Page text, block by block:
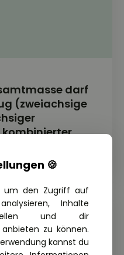
darf
(zweiachsige
🍪
um den Zugriff auf
Inhalte
und dir
zu können.
kannst du